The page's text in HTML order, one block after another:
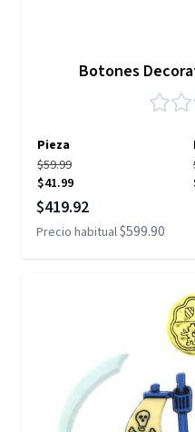
Botones
Pieza
$59.99
$41.99
Precio especial
$419.92
Precio habitual$599.90